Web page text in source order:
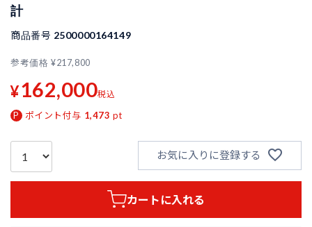
計
商品番号 2500000164149
参考価格 ¥217,800
¥162,000税込
ポイント付与 1,473 pt
お気に入りに登録する
カートに入れる